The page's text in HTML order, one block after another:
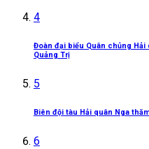
4
Đoàn đại biểu Quân chủng
Quảng Trị
5
Biên đội tàu Hải quân Nga
6